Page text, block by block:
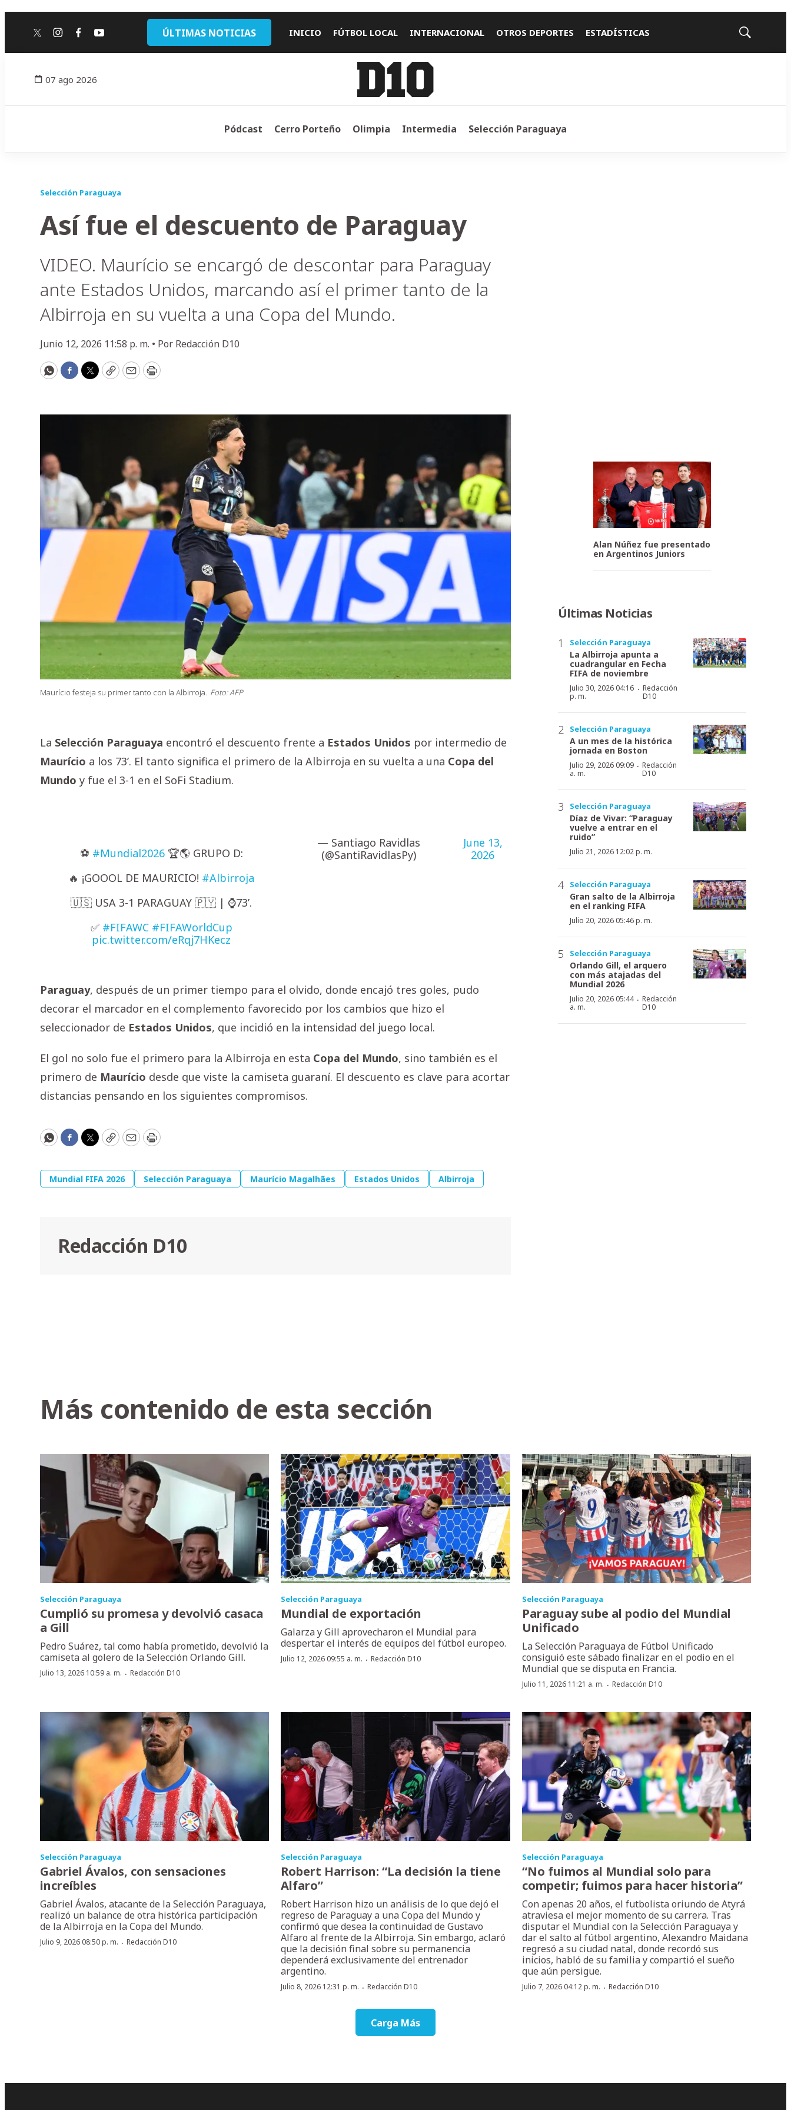
twitterinstagram
facebook
youtube ÚLTIMAS NOTICIAS INICIO FÚTBOL LOCAL INTERNACIONAL OTROS DEPORTES ESTADÍSTICAS
Mostrar
07 ago 2026
Pódcast Cerro Porteño Olimpia Intermedia Selección Paraguaya
Selección Paraguaya
Así fue el descuento de Paraguay
VIDEO. Maurício se encargó de descontar para Paraguay
ante Estados Unidos, marcando así el primer tanto de la
Albirroja en su vuelta a una Copa del Mundo.
Junio 12, 2026 11:58 p. m. • Por Redacción D10
WhatsApp
Facebook
Twitter
CopyEmailPrint
Maurício festeja su primer tanto con la Albirroja. Foto: AFP
La Selección Paraguaya encontró el descuento frente a Estados Unidos por intermedio de
Maurício a los 73’. El tanto significa el primero de la Albirroja en su vuelta a una Copa del
Mundo y fue el 3-1 en el SoFi Stadium.
⚽️ #Mundial2026🏆🌎 GRUPO D:
🔥 ¡GOOOL DE MAURICIO! #Albirroja
🇺🇸 USA 3-1 PARAGUAY 🇵🇾 | ⌚️73’.
✅ #FIFAWC #FIFAWorldCup
pic.twitter.com/eRqj7HKecz
— Santiago Ravidlas
(@SantiRavidlasPy)
June 13,
2026
Paraguay, después de un primer tiempo para el olvido, donde encajó tres goles, pudo
decorar el marcador en el complemento favorecido por los cambios que hizo el
seleccionador de Estados Unidos, que incidió en la intensidad del juego local.
El gol no solo fue el primero para la Albirroja en esta Copa del Mundo, sino también es el
primero de Maurício desde que viste la camiseta guaraní. El descuento es clave para acortar
distancias pensando en los siguientes compromisos.
WhatsApp
Facebook
Twitter
CopyEmailPrint
Mundial FIFA 2026 Selección Paraguaya Maurício Magalhães Estados Unidos Albirroja
Redacción D10
Alan Núñez fue presentado
en Argentinos Juniors
Últimas Noticias
Selección Paraguaya
La Albirroja apunta a
cuadrangular en Fecha
FIFA de noviembre
Julio 30, 2026 04:16
p. m.
· Redacción
D10
Selección Paraguaya
A un mes de la histórica
jornada en Boston
Julio 29, 2026 09:09
a. m.
·Redacción
D10
Selección Paraguaya
Díaz de Vivar: “Paraguay
vuelve a entrar en el
ruido”
Julio 21, 2026 12:02 p. m.
Selección Paraguaya
Gran salto de la Albirroja
en el ranking FIFA
Julio 20, 2026 05:46 p. m.
Selección Paraguaya
Orlando Gill, el arquero
con más atajadas del
Mundial 2026
Julio 20, 2026 05:44
a. m.
·Redacción
D10
Más contenido de esta sección
Selección Paraguaya
Cumplió su promesa y devolvió casaca
a Gill
Pedro Suárez, tal como había prometido, devolvió la
camiseta al golero de la Selección Orlando Gill.
Julio 13, 2026 10:59 a. m. · Redacción D10
Selección Paraguaya
Mundial de exportación
Galarza y Gill aprovecharon el Mundial para
despertar el interés de equipos del fútbol europeo.
Julio 12, 2026 09:55 a. m. ·Redacción D10
Selección Paraguaya
Paraguay sube al podio del Mundial
Unificado
La Selección Paraguaya de Fútbol Unificado
consiguió este sábado finalizar en el podio en el
Mundial que se disputa en Francia.
Julio 11, 2026 11:21 a. m. · Redacción D10
Selección Paraguaya
Gabriel Ávalos, con sensaciones
increíbles
Gabriel Ávalos, atacante de la Selección Paraguaya,
realizó un balance de otra histórica participación
de la Albirroja en la Copa del Mundo.
Julio 9, 2026 08:50 p. m. · Redacción D10
Selección Paraguaya
Robert Harrison: “La decisión la tiene
Alfaro”
Robert Harrison hizo un análisis de lo que dejó el
regreso de Paraguay a una Copa del Mundo y
confirmó que desea la continuidad de Gustavo
Alfaro al frente de la Albirroja. Sin embargo, aclaró
que la decisión final sobre su permanencia
dependerá exclusivamente del entrenador
argentino.
Julio 8, 2026 12:31 p. m. ·Redacción D10
Selección Paraguaya
“No fuimos al Mundial solo para
competir; fuimos para hacer historia”
Con apenas 20 años, el futbolista oriundo de Atyrá
atraviesa el mejor momento de su carrera. Tras
disputar el Mundial con la Selección Paraguaya y
dar el salto al fútbol argentino, Alexandro Maidana
regresó a su ciudad natal, donde recordó sus
inicios, habló de su familia y compartió el sueño
que aún persigue.
Julio 7, 2026 04:12 p. m. · Redacción D10
Carga Más